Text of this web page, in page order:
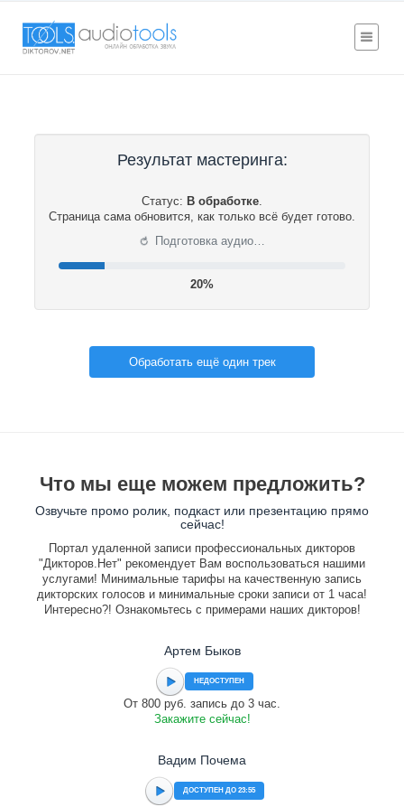
Результат мастеринга:
Статус: В обработке.
Страница сама обновится, как только всё будет готово.
⟳ Подготовка аудио…
20%
Обработать ещё один трек
Что мы еще можем предложить?
Озвучьте промо ролик, подкаст или презентацию прямо
сейчас!
Портал удаленной записи профессиональных дикторов
"Дикторов.Нет" рекомендует Вам воспользоваться нашими
услугами! Минимальные тарифы на качественную запись
дикторских голосов и минимальные сроки записи от 1 часа!
Интересно?! Ознакомьтесь с примерами наших дикторов!
Артем Быков
НЕДОСТУПЕН
От 800 руб. запись до 3 час.
Закажите сейчас!
Вадим Почема
ДОСТУПЕН ДО 23:55